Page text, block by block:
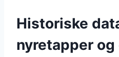
Historiske
nyretapper og